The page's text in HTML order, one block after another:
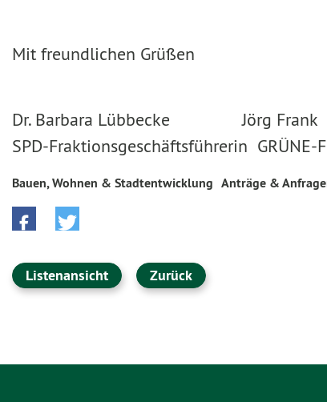
Mit freundlichen Grüßen
Dr. Barbara Lübbecke Jörg Frank
SPD-Fraktionsgeschäftsführerin GRÜNE-
Bauen, Wohnen & Stadtentwicklung Anträge &
Listenansicht Zurück